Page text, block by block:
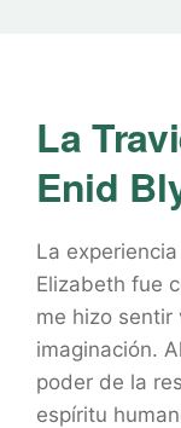
La
Enid
La
Elizabeth fue
me hizo sentir
imaginación.
poder de la
espíritu